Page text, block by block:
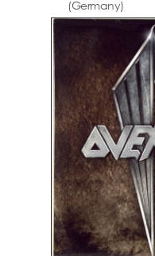
(Germany)